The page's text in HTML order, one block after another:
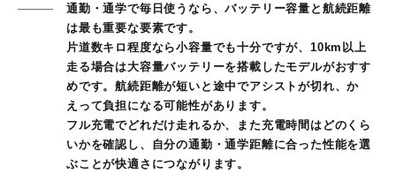
通勤・通学で毎日使うなら、バッテリー容量と航続距離
は最も重要な要素です。
片道数キロ程度なら小容量でも十分ですが、10km以上
走る場合は大容量バッテリーを搭載したモデルがおすす
めです。航続距離が短いと途中でアシストが切れ、か
えって負担になる可能性があります。
フル充電でどれだけ走れるか、また充電時間はどのくら
いかを確認し、自分の通勤・通学距離に合った性能を選
ぶことが快適さにつながります。